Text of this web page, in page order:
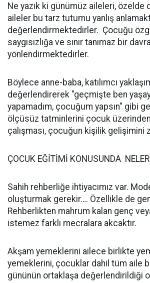
Ne yazık ki günümüz aileleri, özelde
aileler bu tarz tutumu yanlış
değerlendirmektedirler. Çocuğu
saygısızlığa ve sınır tanımaz bir
yönlendirmektedirler.
Böylece anne-baba, katılımcı
değerlendirerek "geçmişte ben
yapamadım, çocuğum yapsın" gibi
ölçüsüz tatminlerini çocuk
çalışması, çocuğun kişilik gelişimini
ÇOCUK EĞİTİMİ KONUSUNDA
Sahih rehberliğe ihtiyacımız var.
oluşturmak gerekir…. Özellikle de
Rehberlikten mahrum kalan genç
istemez farklı mecralara akcaktır.
Akşam yemeklerini ailece birlikte
yemeklerini, çocuklar dahil tüm aile
gününün ortaklaşa değerlendirildiği